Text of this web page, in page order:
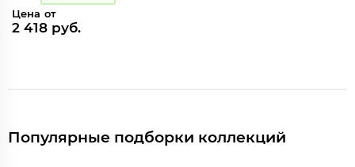
Цена от
2 418 руб.
Популярные подборки коллекций